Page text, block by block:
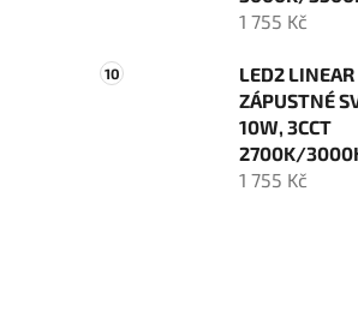
1 755 Kč
LED2
ZÁPUSTNÉ
10W, 3CCT
2700K/
1 755 Kč